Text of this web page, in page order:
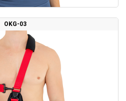
OKG-03